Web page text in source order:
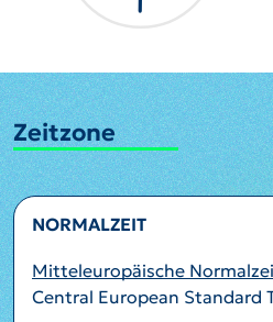
Zeitzone
NORMALZEIT
Mitteleuropäische
Central European Standard